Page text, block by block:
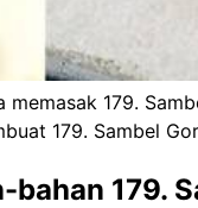
memasak 179.
179. Sambel
bahan 179.